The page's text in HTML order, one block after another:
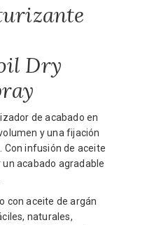
Dry
de acabado en
y una fijación
infusión de aceite
acabado agradable
con aceite de argán
naturales,